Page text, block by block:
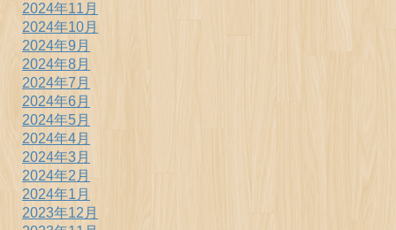
2024年11月
2024年10月
2024年9月
2024年8月
2024年7月
2024年6月
2024年5月
2024年4月
2024年3月
2024年2月
2024年1月
2023年12月